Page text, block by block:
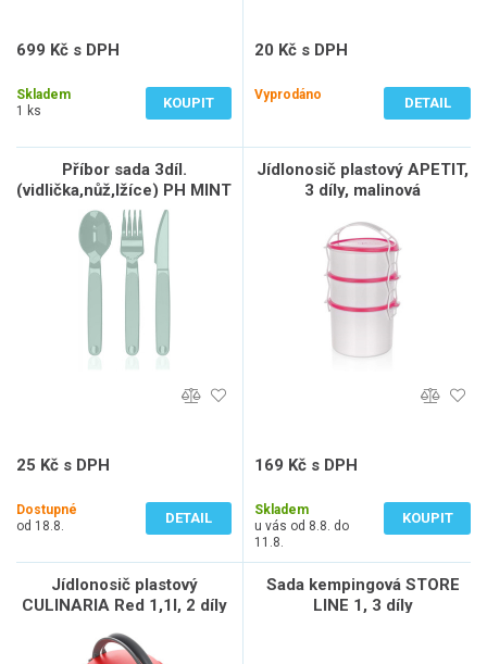
699 Kč s DPH
Skladem
1 ks
KOUPIT
20 Kč s DPH
Vyprodáno
DETAIL
Příbor sada 3díl.
(vidlička,nůž,lžíce) PH MINT
CULINARIA
25 Kč s DPH
Dostupné
od 18.8.
DETAIL
Jídlonosič plastový APETIT,
3 díly, malinová
169 Kč s DPH
Skladem
u vás od 8.8. do
11.8.
KOUPIT
Jídlonosič plastový
CULINARIA Red 1,1l, 2 díly
Sada kempingová STORE
LINE 1, 3 díly